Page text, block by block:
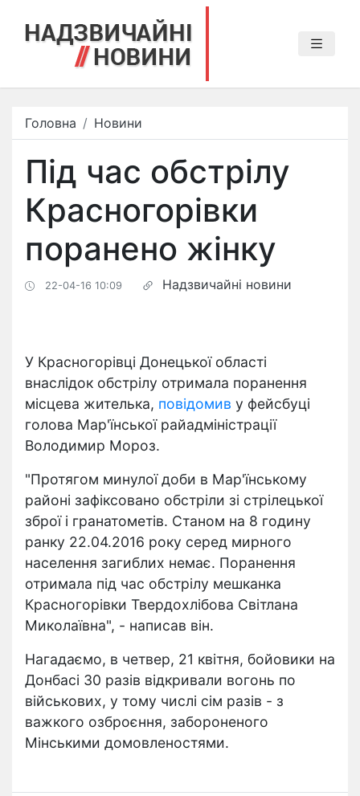
Головна Новини
Під час обстрілу
Красногорівки
поранено жінку
22-04-16 10:09 Надзвичайні новини
У Красногорівці Донецької області
внаслідок обстрілу отримала поранення
місцева жителька, повідомив у фейсбуці
голова Мар'їнської райадміністрації
Володимир Мороз.
"Протягом минулої доби в Мар'їнському
районі зафіксовано обстріли зі стрілецької
зброї і гранатометів. Станом на 8 годину
ранку 22.04.2016 року серед мирного
населення загиблих немає. Поранення
отримала під час обстрілу мешканка
Красногорівки Твердохлібова Світлана
Миколаївна", - написав він.
Нагадаємо, в четвер, 21 квітня, бойовики на
Донбасі 30 разів відкривали вогонь по
військових, у тому числі сім разів - з
важкого озброєння, забороненого
Мінськими домовленостями.